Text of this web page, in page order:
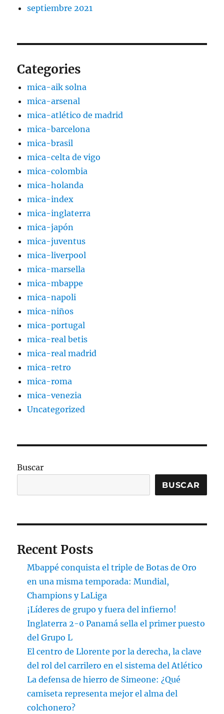
septiembre 2021
Categories
mica-aik solna
mica-arsenal
mica-atlético de madrid
mica-barcelona
mica-brasil
mica-celta de vigo
mica-colombia
mica-holanda
mica-index
mica-inglaterra
mica-japón
mica-juventus
mica-liverpool
mica-marsella
mica-mbappe
mica-napoli
mica-niños
mica-portugal
mica-real betis
mica-real madrid
mica-retro
mica-roma
mica-venezia
Uncategorized
Buscar
BUSCAR
Recent Posts
Mbappé conquista el triple de Botas de Oro
en una misma temporada: Mundial,
Champions y LaLiga
¡Líderes de grupo y fuera del infierno!
Inglaterra 2-0 Panamá sella el primer puesto
del Grupo L
El centro de Llorente por la derecha, la clave
del rol del carrilero en el sistema del Atlético
La defensa de hierro de Simeone: ¿Qué
camiseta representa mejor el alma del
colchonero?